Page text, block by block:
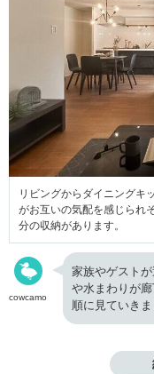
リビングからダイニングキ
がお互いの気配を感じられ
分の収納があります。
cowcamo
家族やゲスト
や水まわりが
順に見ていきま